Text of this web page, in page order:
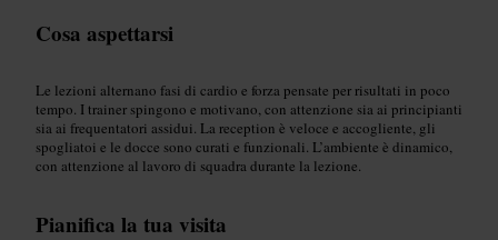
Cosa aspettarsi
Le lezioni alternano fasi di cardio e forza pensate per risultati in poco
tempo. I trainer spingono e motivano, con attenzione sia ai principianti
sia ai frequentatori assidui. La reception è veloce e accogliente, gli
spogliatoi e le docce sono curati e funzionali. L’ambiente è dinamico,
con attenzione al lavoro di squadra durante la lezione.
Pianifica la tua visita